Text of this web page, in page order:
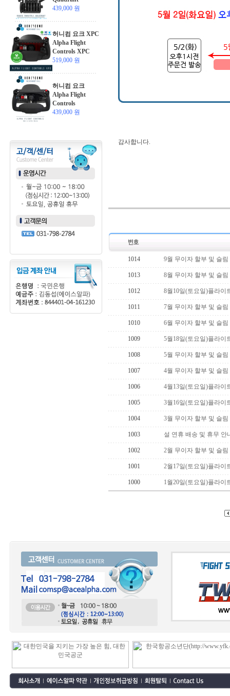
439,000 원
허니컴 요크 XPC
Alpha Flight
Controls XPC
519,000 원
허니컴 요크
Alpha Flight
Controls
439,000 원
감사합니다.
1014 9월 무이자 할부 및 슬
1013 8월 무이자 할부 및 슬
1012 8월10일(토요일)플라이
1011 7월 무이자 할부 및 슬
1010 6월 무이자 할부 및 슬
1009 5월18일(토요일)플라이
1008 5월 무이자 할부 및 슬
1007 4월 무이자 할부 및 슬
1006 4월13일(토요일)플라이
1005 3월16일(토요일)플라이
1004 3월 무이자 할부 및 슬
1003 설 연휴 배송 및 휴무 안
1002 2월 무이자 할부 및 슬
1001 2월17일(토요일)플라이
1000 1월20일(토요일)플라이